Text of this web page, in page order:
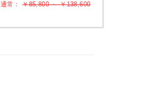
通常：￥85,800 ～ ￥138,600